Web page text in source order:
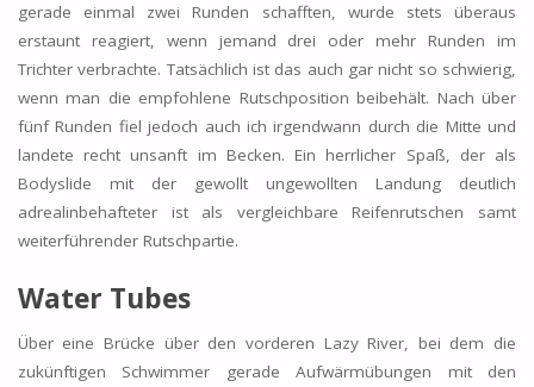
gerade einmal zwei Runden schafften, wurde stets überaus
erstaunt reagiert, wenn jemand drei oder mehr Runden im
Trichter verbrachte. Tatsächlich ist das auch gar nicht so schwierig,
wenn man die empfohlene Rutschposition beibehält. Nach über
fünf Runden fiel jedoch auch ich irgendwann durch die Mitte und
landete recht unsanft im Becken. Ein herrlicher Spaß, der als
Bodyslide mit der gewollt ungewollten Landung deutlich
adrealinbehafteter ist als vergleichbare Reifenrutschen samt
weiterführender Rutschpartie.
Water Tubes
Über eine Brücke über den vorderen Lazy River, bei dem die
zukünftigen Schwimmer gerade Aufwärmübungen mit den